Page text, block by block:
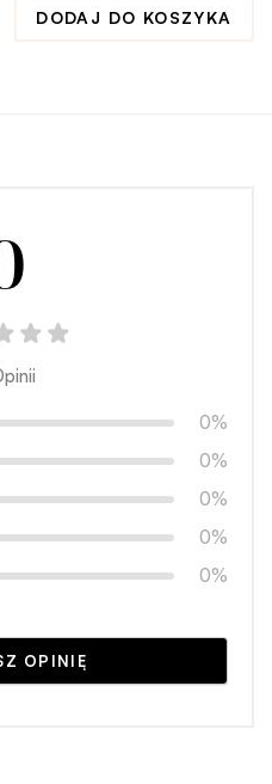
DODAJ DO KOSZYKA
0%
0%
0%
0%
0%
OPINIĘ